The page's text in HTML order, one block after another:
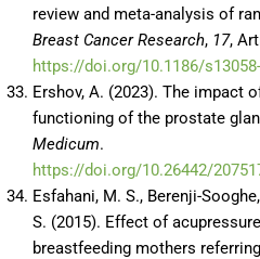
review and meta-analysis of
Breast Cancer Research, 17,
https://doi.org/10.1186/
Ershov, A. (2023). The impact
functioning of the prostate
Medicum.
https://doi.org/10.26442/
Esfahani, M. S., Berenji-
S. (2015). Effect of
breastfeeding mothers